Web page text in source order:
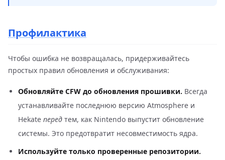
Профилактика
Чтобы ошибка не возвращалась, придерживайтесь
простых правил обновления и обслуживания:
Обновляйте CFW до обновления прошивки. Всегда
устанавливайте последнюю версию Atmosphere и
Hekate перед тем, как Nintendo выпустит обновление
системы. Это предотвратит несовместимость ядра.
Используйте только проверенные репозитории.